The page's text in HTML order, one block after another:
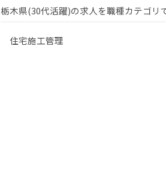
栃木県(30代活躍)の求人を職種カテゴリ
住宅施工管理